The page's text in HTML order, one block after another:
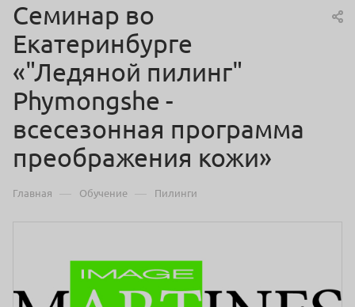
Семинар во
Екатеринбурге
«"Ледяной пилинг"
Phymongshe -
всесезонная программа
преображения кожи»
Главная — Обучение — Пилинги